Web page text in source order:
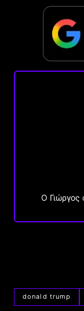
Ο Γιώργος
donald trump